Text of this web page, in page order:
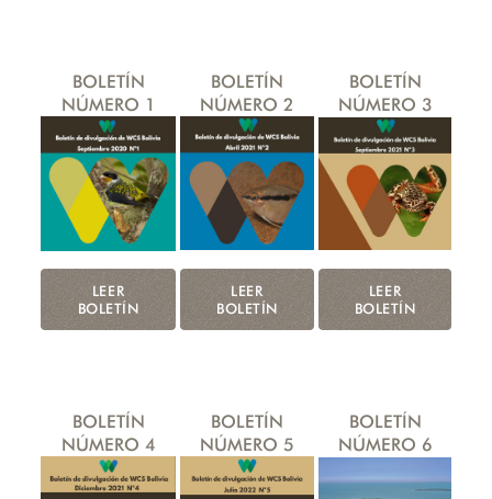
BOLETÍN
NÚMERO 1
BOLETÍN
NÚMERO 2
BOLETÍN
NÚMERO 3
LEER
BOLETÍN
LEER
BOLETÍN
LEER
BOLETÍN
BOLETÍN
NÚMERO 4
BOLETÍN
NÚMERO 5
BOLETÍN
NÚMERO 6